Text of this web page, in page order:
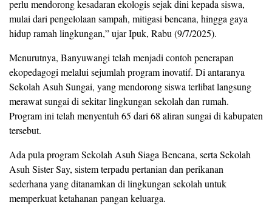
perlu mendorong kesadaran ekologis sejak dini kepada siswa,
mulai dari pengelolaan sampah, mitigasi bencana, hingga gaya
hidup ramah lingkungan,” ujar Ipuk, Rabu (9/7/2025).
Menurutnya, Banyuwangi telah menjadi contoh penerapan
ekopedagogi melalui sejumlah program inovatif. Di antaranya
Sekolah Asuh Sungai, yang mendorong siswa terlibat langsung
merawat sungai di sekitar lingkungan sekolah dan rumah.
Program ini telah menyentuh 65 dari 68 aliran sungai di kabupaten
tersebut.
Ada pula program Sekolah Asuh Siaga Bencana, serta Sekolah
Asuh Sister Say, sistem terpadu pertanian dan perikanan
sederhana yang ditanamkan di lingkungan sekolah untuk
memperkuat ketahanan pangan keluarga.